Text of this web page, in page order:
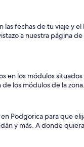
fechas de tu viaje y
a nuestra página
en los módulos
los módulos de la zona.
Podgorica para que
y más. A donde